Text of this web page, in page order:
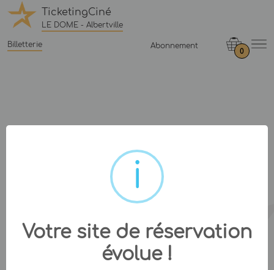
TicketingCiné
LE DOME - Albertville
Billetterie Abonnement
0
Votre site de réservation
évolue !